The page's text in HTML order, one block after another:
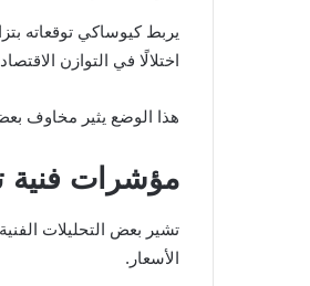
اختلالًا في التوازن
هذا الوضع يثير مخاوف
مؤشرات فنية
الأسعار.